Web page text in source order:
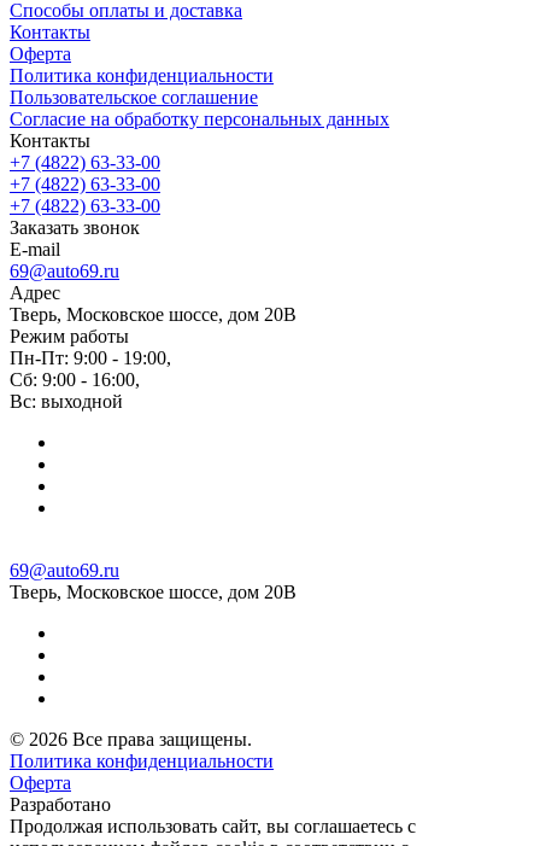
Способы оплаты и доставка
Контакты
Оферта
Политика конфиденциальности
Пользовательское соглашение
Согласие на обработку персональных данных
Контакты
+7 (4822) 63-33-00
+7 (4822) 63-33-00
+7 (4822) 63-33-00
Заказать звонок
E-mail
69@auto69.ru
Адрес
Тверь, Московское шоссе, дом 20В
Режим работы
Пн-Пт: 9:00 - 19:00,
Сб: 9:00 - 16:00,
Вс: выходной
69@auto69.ru
Тверь, Московское шоссе, дом 20В
© 2026 Все права защищены.
Политика конфиденциальности
Оферта
Разработано
Продолжая использовать сайт, вы соглашаетесь с